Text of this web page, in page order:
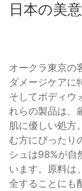
日本の美
オークラ東京の
ダメージケアに
そしてボディウ
れらの製品は、
肌に優しい処方
む方にぴったり
シュは98%が自
います。原料は
全することにも